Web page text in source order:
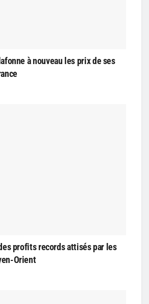
à nouveau les prix de ses
profits records attisés par les
Orient